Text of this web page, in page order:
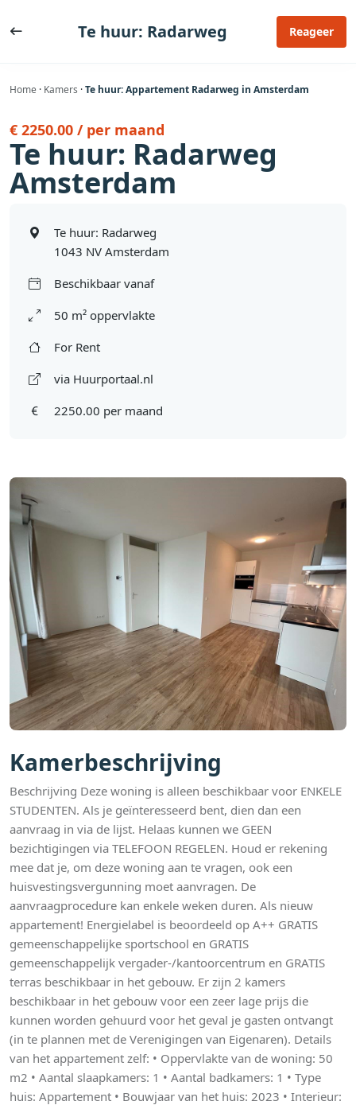
naar
Te huur: Radarweg Reageer
Home · Kamers ·Te huur: Appartement Radarweg in Amsterdam
Kamerbeschrijving
Beschrijving Deze woning is alleen beschikbaar voor ENKELE
STUDENTEN. Als je geïnteresseerd bent, dien dan een
aanvraag in via de lijst. Helaas kunnen we GEEN
bezichtigingen via TELEFOON REGELEN. Houd er rekening
mee dat je, om deze woning aan te vragen, ook een
huisvestingsvergunning moet aanvragen. De
aanvraagprocedure kan enkele weken duren. Als nieuw
appartement! Energielabel is beoordeeld op A++ GRATIS
gemeenschappelijke sportschool en GRATIS
gemeenschappelijk vergader-/kantoorcentrum en GRATIS
terras beschikbaar in het gebouw. Er zijn 2 kamers
beschikbaar in het gebouw voor een zeer lage prijs die
kunnen worden gehuurd voor het geval je gasten ontvangt
(in te plannen met de Verenigingen van Eigenaren). Details
van het appartement zelf: • Oppervlakte van de woning: 50
m2 • Aantal slaapkamers: 1 • Aantal badkamers: 1 • Type
huis: Appartement • Bouwjaar van het huis: 2023 • Interieur:
€ 2250.00 / per maand
Te huur: Radarweg
Amsterdam
Te huur: Radarweg
1043 NV Amsterdam
Beschikbaar vanaf
50 m² oppervlakte
For Rent
via Huurportaal.nl
2250.00 per maand